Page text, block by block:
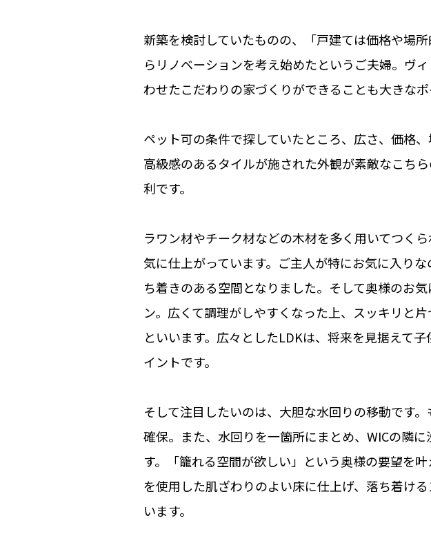
新築を検討していたものの、「戸建ては価格や場
らリノベーションを考え始めたというご夫婦。ヴ
わせたこだわりの家づくりができることも大きなポ
ペット可の条件で探していたところ、広さ、価格
高級感のあるタイルが施された外観が素敵なこち
利です。
ラワン材やチーク材などの木材を多く用いてつく
気に仕上がっています。ご主人が特にお気に入り
ち着きのある空間となりました。そして奥様のお
ン。広くて調理がしやすくなった上、スッキリと
といいます。広々としたLDKは、将来を見据えて
イントです。
そして注目したいのは、大胆な水回りの移動です
確保。また、水回りを一箇所にまとめ、WICの隣
す。「籠れる空間が欲しい」という奥様の要望を
を使用した肌ざわりのよい床に仕上げ、落ち着け
います。